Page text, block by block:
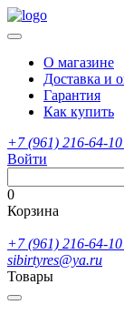
О магазине
Доставка и
Гарантия
Как купить
+7 (961) 216-64-10
Войти
0
Корзина
+7 (961) 216-64-10
sibirtyres@ya.ru
Товары